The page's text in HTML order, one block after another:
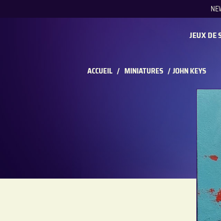
JEUX DE
ACCUEIL / MINIATURES /JOHN KEYS